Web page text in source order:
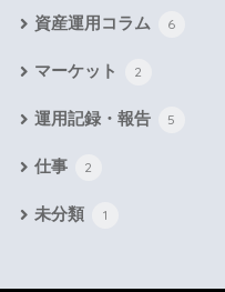
資産運用コラム 6
マーケット 2
運用記録・報告 5
仕事 2
未分類 1